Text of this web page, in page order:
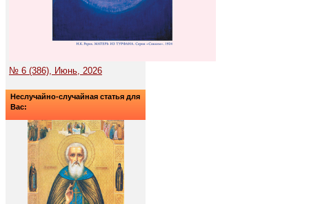
№ 6 (386), Июнь, 2026
Неслучайно-случайная статья для
Вас: